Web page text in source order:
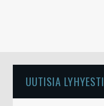
UUTISIA LYHYESTI